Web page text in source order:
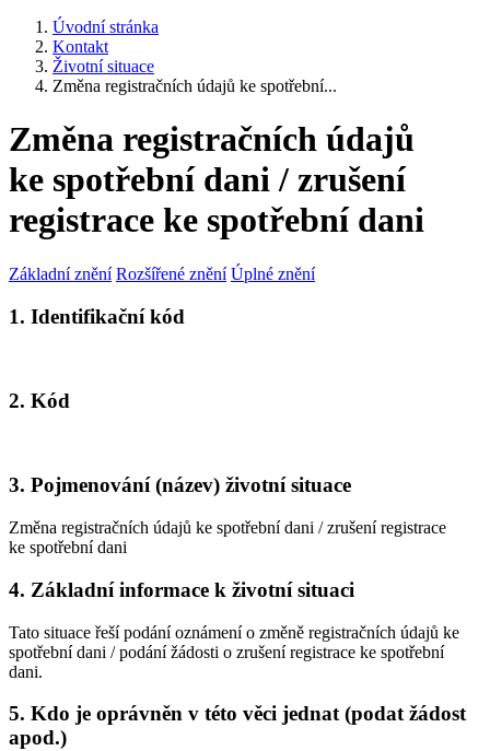
Úvodní stránka
Kontakt
Životní situace
Změna registračních údajů ke spotřební...
Změna registračních údajů
ke spotřební dani / zrušení
registrace ke spotřební dani
Základní znění Rozšířené znění Úplné znění
1. Identifikační kód
2. Kód
3. Pojmenování (název) životní situace
Změna registračních údajů ke spotřební dani / zrušení registrace
ke spotřební dani
4. Základní informace k životní situaci
Tato situace řeší podání oznámení o změně registračních údajů ke
spotřební dani / podání žádosti o zrušení registrace ke spotřební
dani.
5. Kdo je oprávněn v této věci jednat (podat žádost
apod.)